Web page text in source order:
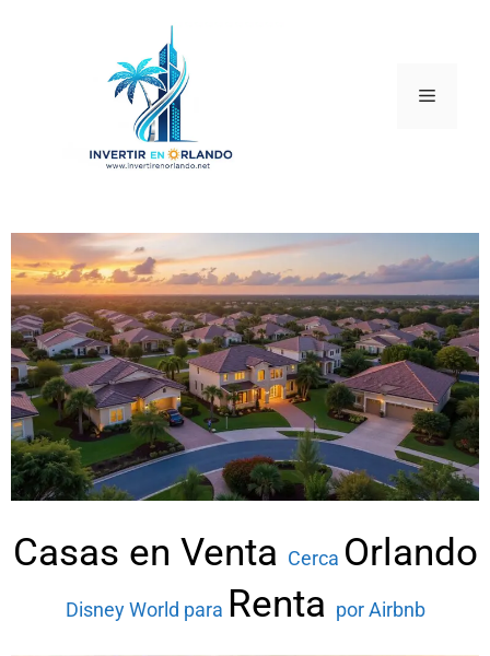
Casas en Venta Cerca Orlando
Disney World para Renta por Airbnb